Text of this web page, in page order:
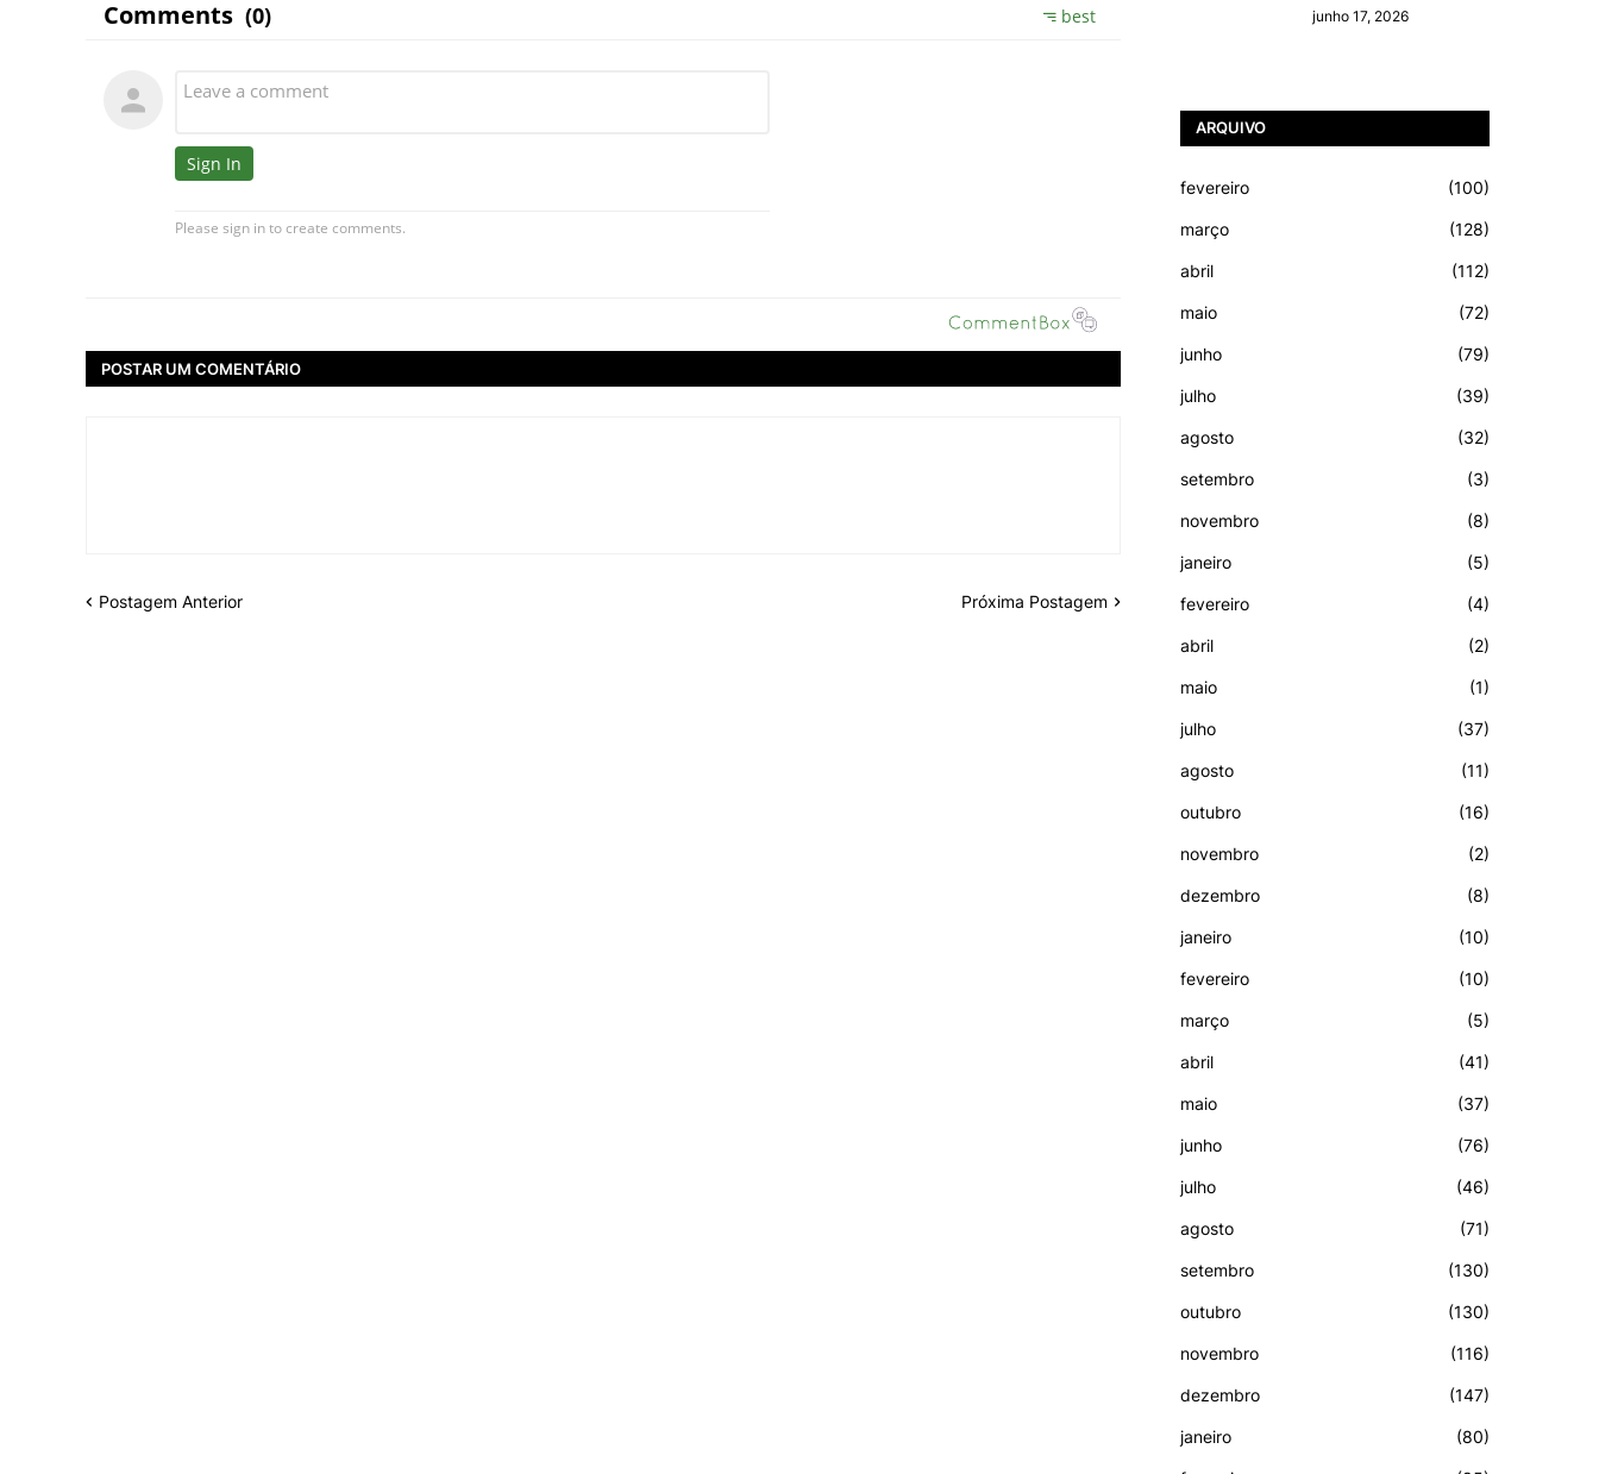
POSTAR UM COMENTÁRIO
Postagem Anterior Próxima Postagem
junho 17, 2026
ARQUIVO
fevereiro (100)
março (128)
abril (112)
maio (72)
junho (79)
julho (39)
agosto (32)
setembro (3)
novembro (8)
janeiro (5)
fevereiro (4)
abril (2)
maio (1)
julho (37)
agosto (11)
outubro (16)
novembro (2)
dezembro (8)
janeiro (10)
fevereiro (10)
março (5)
abril (41)
maio (37)
junho (76)
julho (46)
agosto (71)
setembro (130)
outubro (130)
novembro (116)
dezembro (147)
janeiro (80)